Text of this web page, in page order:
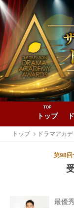
TOP
トップ
トップ ドラマアカ
第98回
最優